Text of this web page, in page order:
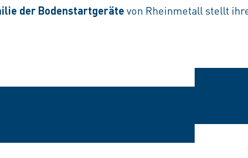
der Bodenstartgeräte von Rheinmetall stellt